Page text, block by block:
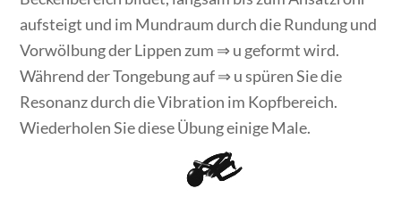
aufsteigt und im Mundraum durch die Rundung und
Vorwölbung der Lippen zum ⇒ u geformt wird.
Während der Tongebung auf ⇒ u spüren Sie die
Resonanz durch die Vibration im Kopfbereich.
Wiederholen Sie diese Übung einige Male.